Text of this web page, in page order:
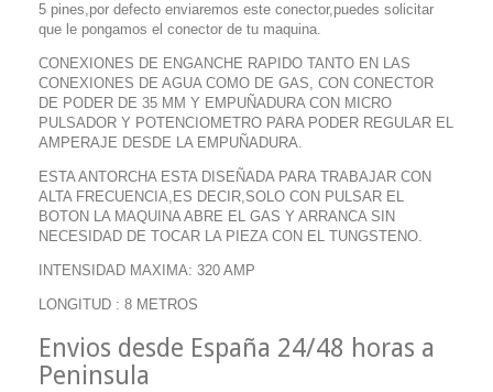
5 pines,por defecto enviaremos este conector,puedes solicitar
que le pongamos el conector de tu maquina.
CONEXIONES DE ENGANCHE RAPIDO TANTO EN LAS
CONEXIONES DE AGUA COMO DE GAS, CON CONECTOR
DE PODER DE 35 MM Y EMPUÑADURA CON MICRO
PULSADOR Y POTENCIOMETRO PARA PODER REGULAR EL
AMPERAJE DESDE LA EMPUÑADURA.
ESTA ANTORCHA ESTA DISEÑADA PARA TRABAJAR CON
ALTA FRECUENCIA,ES DECIR,SOLO CON PULSAR EL
BOTON LA MAQUINA ABRE EL GAS Y ARRANCA SIN
NECESIDAD DE TOCAR LA PIEZA CON EL TUNGSTENO.
INTENSIDAD MAXIMA: 320 AMP
LONGITUD : 8 METROS
Envios desde España 24/48 horas a
Peninsula